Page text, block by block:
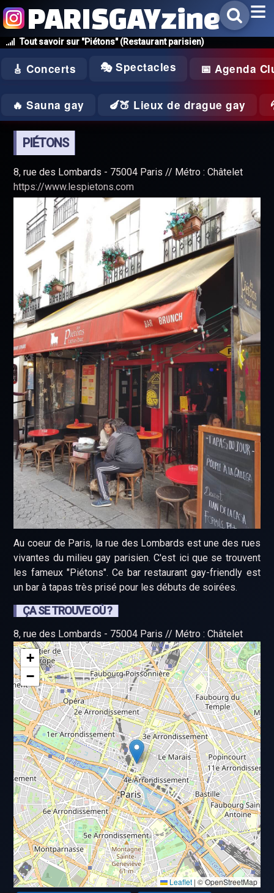
Tout savoir sur "Piétons" (Restaurant parisien)
PARISGAYzine
🎸 Concerts 🎭 Spectacles 📅 Agenda
🔥 Sauna gay 🍆🍑 Lieux de drague gay
PIÉTONS
8, rue des Lombards - 75004 Paris // Métro : Châtelet
https://www.lespietons.com
Au coeur de Paris, la rue des Lombards est une des rues
vivantes du milieu gay parisien. C'est ici que se trouvent
les fameux "Piétons". Ce bar restaurant gay-friendly est
un bar à tapas très prisé pour les débuts de soirées.
ÇA SE TROUVE OÙ ?
8, rue des Lombards - 75004 Paris // Métro : Châtelet
+
−
Leaflet | © OpenStreetMap